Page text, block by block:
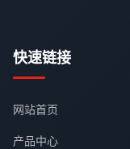
快速链接
网站首页
产品中心